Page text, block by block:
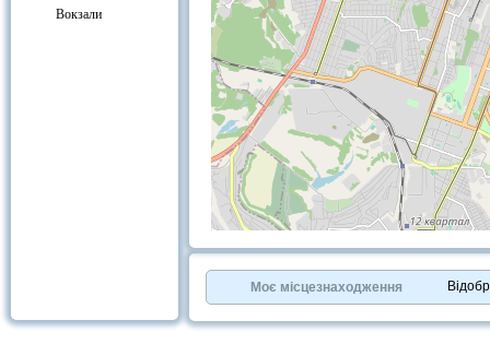
Вокзали
OpenStreetMapcontributors.
»
Моє місцезнаходження